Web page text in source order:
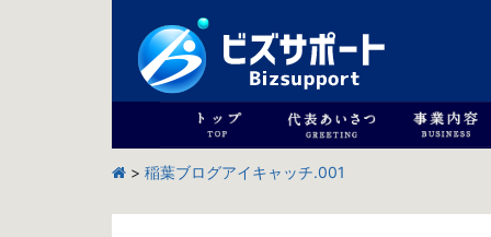
> 稲葉ブログアイキャッチ.001